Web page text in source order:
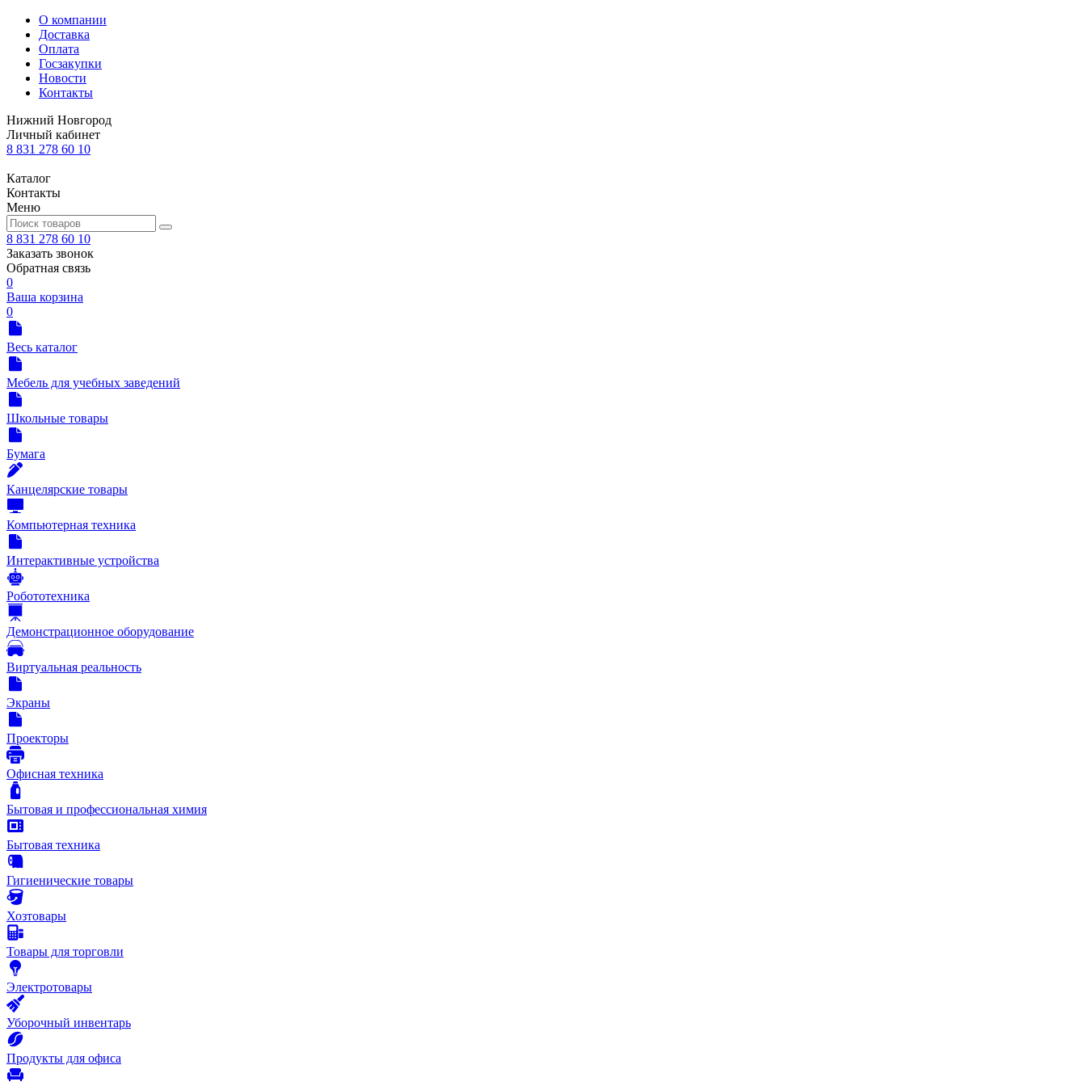
О компании
Доставка
Оплата
Госзакупки
Новости
Контакты
Нижний Новгород
Личный кабинет
8 831 278 60 10
Каталог
Контакты
Меню
8 831 278 60 10
Заказать звонок
Обратная связь
0
Ваша корзина
0
Весь каталог
Мебель для учебных заведений
Школьные товары
Бумага
Канцелярские товары
Компьютерная техника
Интерактивные устройства
Робототехника
Демонстрационное оборудование
Виртуальная реальность
Экраны
Проекторы
Офисная техника
Бытовая и профессиональная химия
Бытовая техника
Гигиенические товары
Хозтовары
Товары для торговли
Электротовары
Уборочный инвентарь
Продукты для офиса